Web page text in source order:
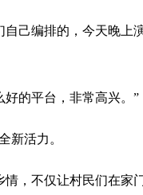
己编排的，今天晚上
的平台，非常高兴。”
新活力。
，不仅让村民们在家